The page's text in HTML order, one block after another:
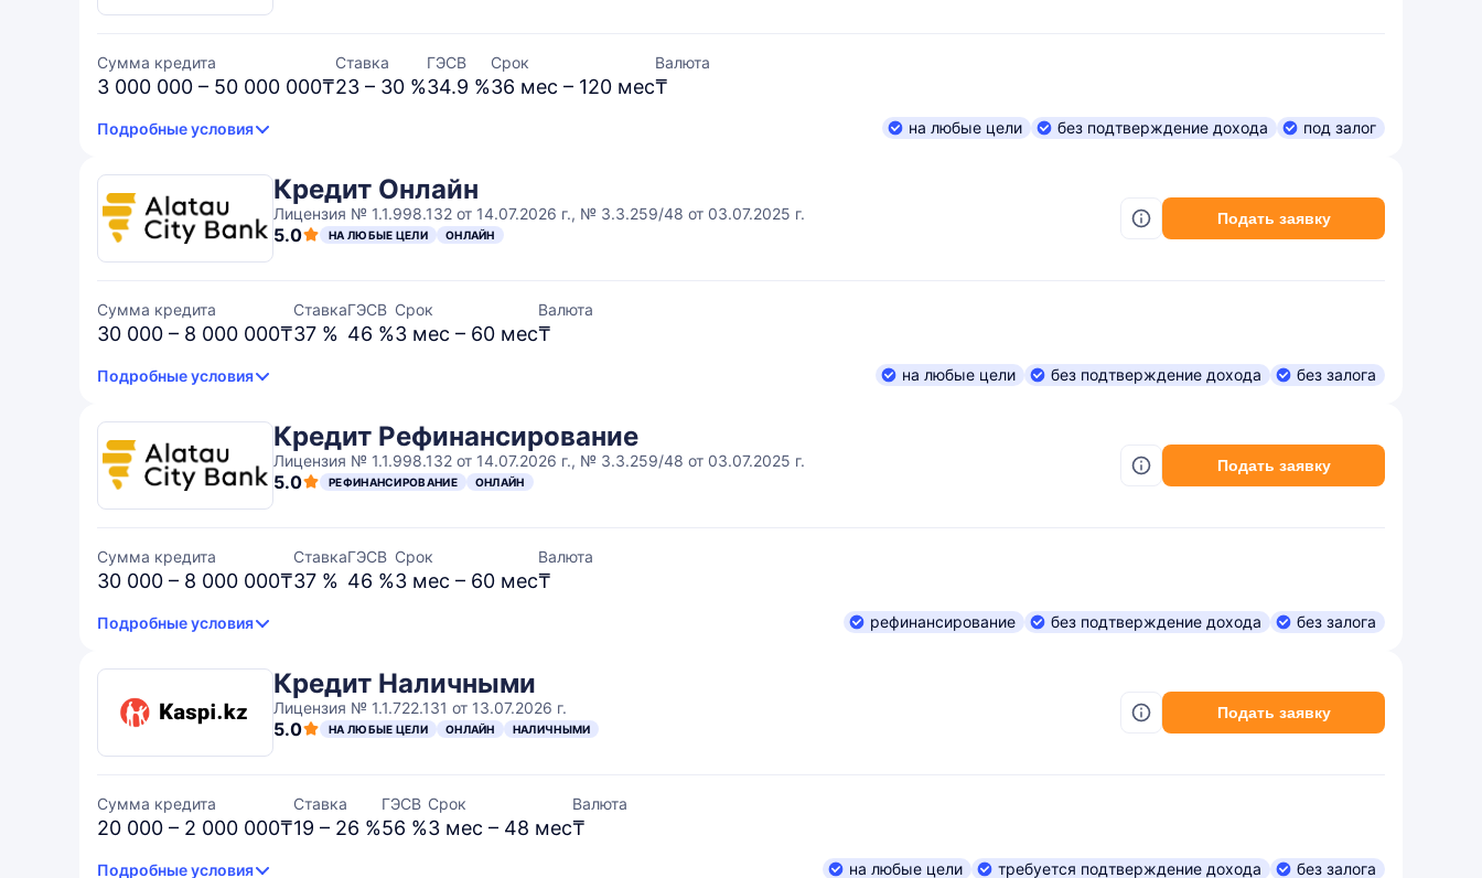
Сумма кредита
3 000 000 – 50 000 000₸
Ставка
23 – 30 %
ГЭСВ
34.9 %
Срок
36 мес – 120 мес
Валюта
₸
на любые цели без подтверждение дохода под залог
Подробные условия
Кредит Онлайн
Лицензия № 1.1.998.132 от 14.07.2026 г., № 3.3.259/48 от 03.07.2025 г.
5.0 НА ЛЮБЫЕ ЦЕЛИ ОНЛАЙН
Подать заявку
Сумма кредита
30 000 – 8 000 000₸
Ставка
37 %
ГЭСВ
46 %
Срок
3 мес – 60 мес
Валюта
₸
на любые цели без подтверждение дохода без залога
Подробные условия
Кредит Рефинансирование
Лицензия № 1.1.998.132 от 14.07.2026 г., № 3.3.259/48 от 03.07.2025 г.
5.0 РЕФИНАНСИРОВАНИЕ ОНЛАЙН
Подать заявку
Сумма кредита
30 000 – 8 000 000₸
Ставка
37 %
ГЭСВ
46 %
Срок
3 мес – 60 мес
Валюта
₸
рефинансирование без подтверждение дохода без залога
Подробные условия
Кредит Наличными
Лицензия № 1.1.722.131 от 13.07.2026 г.
5.0 НА ЛЮБЫЕ ЦЕЛИ ОНЛАЙН НАЛИЧНЫМИ
Подать заявку
Сумма кредита
20 000 – 2 000 000₸
Ставка
19 – 26 %
ГЭСВ
56 %
Срок
3 мес – 48 мес
Валюта
₸
на любые цели требуется подтверждение дохода без залога
Подробные условия